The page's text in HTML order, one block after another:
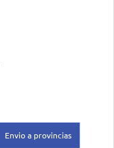
Envio a provincias